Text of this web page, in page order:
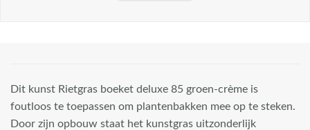
Dit kunst Rietgras boeket deluxe 85 groen-crème is
foutloos te toepassen om plantenbakken mee op te steken.
Door zijn opbouw staat het kunstgras uitzonderlijk